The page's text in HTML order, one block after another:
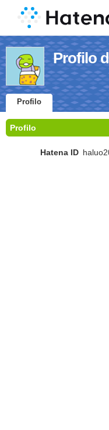
Profilo
Profilo
Profilo
Hatena ID